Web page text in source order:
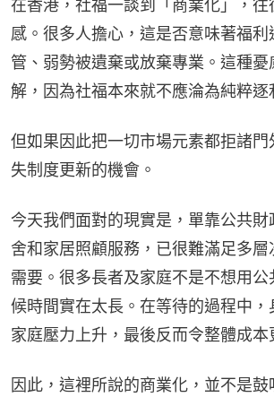
在香港，社福一談到「商業化」，往
感。很多人擔心，這是否意味著福
管、弱勢被遺棄或放棄專業。這種憂
解，因為社福本來就不應淪為純粹逐
但如果因此把一切市場元素都拒諸
失制度更新的機會。
今天我們面對的現實是，單靠公共
舍和家居照顧服務，已很難滿足多層
需要。很多長者及家庭不是不想用
候時間實在太長。在等待的過程中，
家庭壓力上升，最後反而令整體成本
因此，這裡所說的商業化，並不是鼓